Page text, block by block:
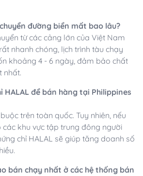
đường biển mất bao lâu?
từ các cảng lớn của Việt Nam
nhanh chóng, lịch trình tàu chạy
khoảng 4 - 6 ngày, đảm bảo chất
nhất.
HALAL để bán hàng tại Philippines
trên toàn quốc. Tuy nhiên, nếu
khu vực tập trung đông người
chỉ HALAL sẽ giúp tăng doanh số
bán chạy nhất ở các hệ thống bán